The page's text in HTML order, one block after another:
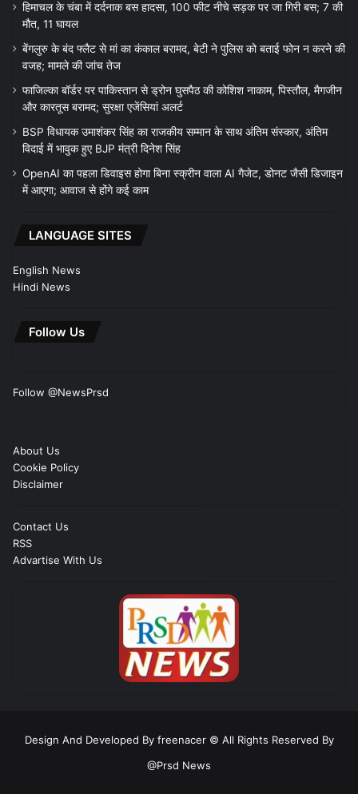
हिमाचल के चंबा में दर्दनाक बस हादसा, 100 फीट नीचे सड़क पर जा गिरी बस; 7 की
मौत, 11 घायल
बेंगलुरु के बंद फ्लैट से मां का कंकाल बरामद, बेटी ने पुलिस को बताई फोन न करने की
वजह; मामले की जांच तेज
फाजिल्का बॉर्डर पर पाकिस्तान से ड्रोन घुसपैठ की कोशिश नाकाम, पिस्तौल, मैगजीन
और कारतूस बरामद; सुरक्षा एजेंसियां अलर्ट
BSP विधायक उमाशंकर सिंह का राजकीय सम्मान के साथ अंतिम संस्कार, अंतिम
विदाई में भावुक हुए BJP मंत्री दिनेश सिंह
OpenAI का पहला डिवाइस होगा बिना स्क्रीन वाला AI गैजेट, डोनट जैसी डिजाइन
में आएगा; आवाज से होंगे कई काम
LANGUAGE SITES
English News
Hindi News
Follow Us
Follow @NewsPrsd
About Us
Cookie Policy
Disclaimer
Contact Us
RSS
Advartise With Us
Design And Developed By freenacer © All Rights Reserved By
@Prsd News